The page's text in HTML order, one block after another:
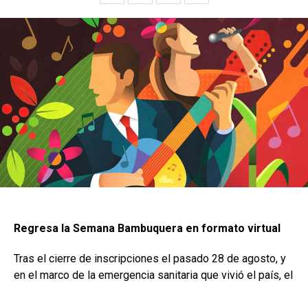
Regresa la Semana Bambuquera en formato virtual
Tras el cierre de inscripciones el pasado 28 de agosto, y
en el marco de la emergencia sanitaria que vivió el país, el